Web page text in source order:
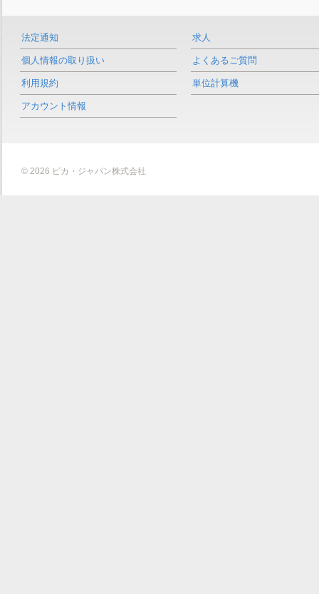
法定通知
個人情報の取り扱い
利用規約
アカウント情報
求人
よくあるご質問
単位計算機
© 2026 ビカ・ジャパン株式会社